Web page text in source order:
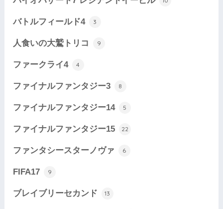
バトルフィールド4 3
人食いの大鷲トリコ 9
ファークライ4 4
ファイナルファンタジー3 8
ファイナルファンタジー14 5
ファイナルファンタジー15 22
ファンタシースターノヴァ 6
FIFA17 9
ブレイブリーセカンド 13